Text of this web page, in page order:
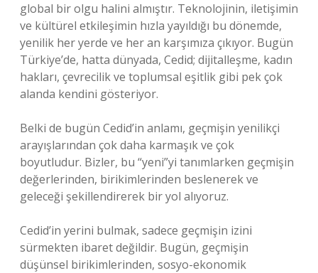
global bir olgu halini almıştır. Teknolojinin, iletişimin
ve kültürel etkileşimin hızla yayıldığı bu dönemde,
yenilik her yerde ve her an karşımıza çıkıyor. Bugün
Türkiye’de, hatta dünyada, Cedid; dijitalleşme, kadın
hakları, çevrecilik ve toplumsal eşitlik gibi pek çok
alanda kendini gösteriyor.
Belki de bugün Cedid’in anlamı, geçmişin yenilikçi
arayışlarından çok daha karmaşık ve çok
boyutludur. Bizler, bu “yeni”yi tanımlarken geçmişin
değerlerinden, birikimlerinden beslenerek ve
geleceği şekillendirerek bir yol alıyoruz.
Cedid’in yerini bulmak, sadece geçmişin izini
sürmekten ibaret değildir. Bugün, geçmişin
düşünsel birikimlerinden, sosyo-ekonomik